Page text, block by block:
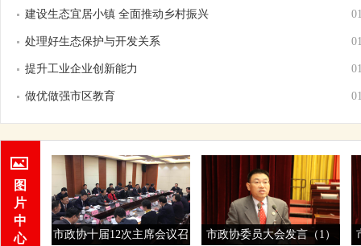
建设生态宜居小镇 全面推动乡村振兴
处理好生态保护与开发关系
提升工业企业创新能力
做优做强市区教育
图
片
中
心
十届12次主席会议召
市政协委员大会发言（1） 市政协委员大会